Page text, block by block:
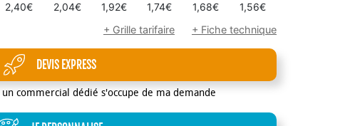
2,40€ 2,04€ 1,92€ 1,74€ 1,68€
1,56€
+ Grille tarifaire
+ Fiche technique
DEVIS EXPRESS
commercial dédié s'occupe de ma demande